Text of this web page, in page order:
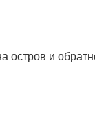
остров и